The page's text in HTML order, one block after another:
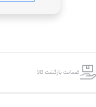
ضمانت بازگشت کالا